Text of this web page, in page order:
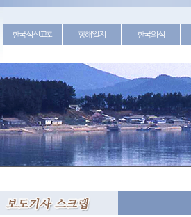
한국섬선교회 항해일지 한국의섬